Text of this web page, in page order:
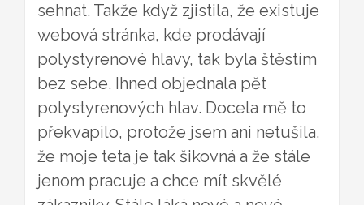
sehnat. Takže když zjistila, že existuje
webová stránka, kde prodávají
polystyrenové hlavy, tak byla štěstím
bez sebe. Ihned objednala pět
polystyrenových hlav. Docela mě to
překvapilo, protože jsem ani netušila,
že moje teta je tak šikovná a že stále
jenom pracuje a chce mít skvělé